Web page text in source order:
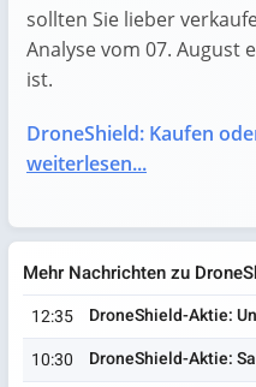
sollten Sie lieber
Analyse vom 07. August
ist.
DroneShield: Kaufen
weiterlesen...
Mehr Nachrichten zu
12:35
DroneShield-Aktie:
10:30
DroneShield-Aktie: